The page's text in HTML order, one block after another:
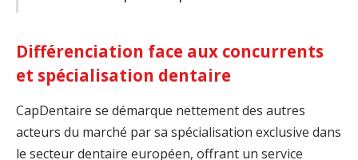
Différenciation face aux concurrents
et spécialisation dentaire
CapDentaire se démarque nettement des autres
acteurs du marché par sa spécialisation exclusive dans
le secteur dentaire européen, offrant un service